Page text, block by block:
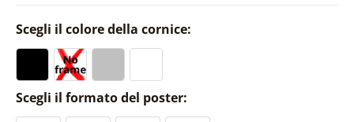
Scegli il colore della cornice:
Scegli il formato del poster: